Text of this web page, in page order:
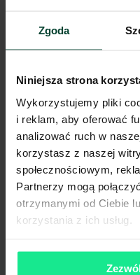
Zgoda
Niniejsza strona
Wykorzystujemy pliki
i reklam, aby oferować
analizować ruch w
korzystasz z naszej
społecznościowym,
Partnerzy mogą
otrzymanymi od Ciebie
korzystania z ich usług.
Niniejsze ogłoszenie ma
oferty w myśl art. 66 § 1.
mogą się różnić od danych
gwarantuje dostępności
dostępności odbywa się po